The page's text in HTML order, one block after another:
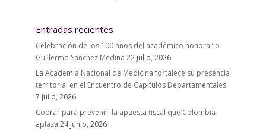
Entradas recientes
Celebración de los 100 años del académico honorario
Guillermo Sánchez Medina 22 julio, 2026
La Academia Nacional de Medicina fortalece su presencia
territorial en el Encuentro de Capítulos Departamentales
7 julio, 2026
Cobrar para prevenir: la apuesta fiscal que Colombia
aplaza 24 junio, 2026